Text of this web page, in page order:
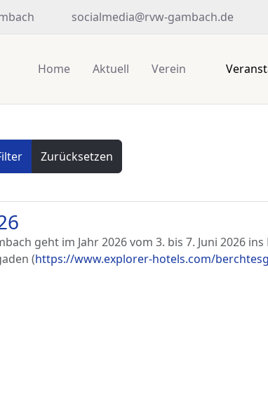
socialmedia@rvw-gambach.de
Home Aktuell Verein
Zurücksetzen
geht im Jahr 2026 vom 3. bis 7. Juni 2026
(https://www.explorer-hotels.com/